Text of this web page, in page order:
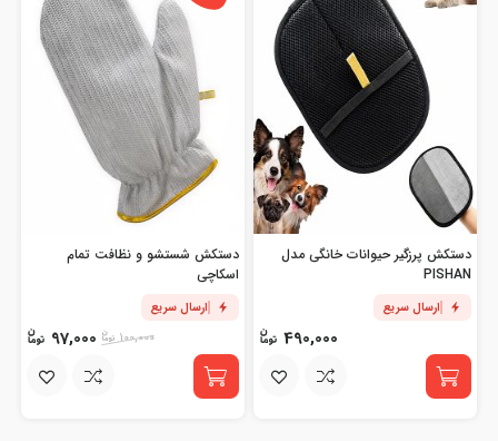
دستکش پرزگیر حیوانات خانگی مدل
PISHAN
ارسال سریع
490,000
دستکش شستشو و نظافت تمام
اسکاچی
ارسال سریع
100,000
97,000